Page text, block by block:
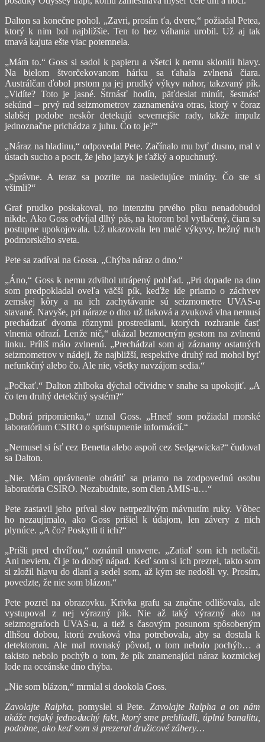
Dalton sa konečne pohol. „Zavri, prosím ťa, dvere,“ požiadal Petea,
ktorý k nim bol najbližšie. Ten to bez váhania urobil. Už aj tak
tmavá kajuta ešte viac potemnela.
„Mám to.“ Goss si sadol k papieru a všetci k nemu sklonili hlavy.
Na bielom štvorčekovanom hárku sa ťahala zvlnená čiara.
Austrálčan ďobol prstom na jej prudký výkyv nahor, takzvaný pík.
„Vidíte? Toto je jasné. Štrnásť hodín, päťdesiat minút, šestnásť
sekúnd – prvý rad seizmometrov zaznamenáva otras, ktorý v čoraz
slabšej podobe neskôr detekujú severnejšie rady, takže impulz
jednoznačne prichádza z juhu. Čo to je?“
„Náraz na hladinu,“ odpovedal Pete. Začínalo mu byť dusno, mal v
ústach sucho a pocit, že jeho jazyk je ťažký a opuchnutý.
„Správne. A teraz sa pozrite na nasledujúce minúty. Čo ste si
všimli?“
Graf prudko poskakoval, no intenzitu prvého píku nenadobudol
nikde. Ako Goss odvíjal dlhý pás, na ktorom bol vytlačený, čiara sa
postupne upokojovala. Už ukazovala len malé výkyvy, bežný ruch
podmorského sveta.
Pete sa zadíval na Gossa. „Chýba náraz o dno.“
„Áno,“ Goss k nemu zdvihol utrápený pohľad. „Pri dopade na dno
som predpokladal oveľa väčší pík, keďže ide priamo o záchvev
zemskej kôry a na ich zachytávanie sú seizmometre UVAS-u
stavané. Navyše, pri náraze o dno už tlaková a zvuková vlna nemusí
prechádzať dvoma rôznymi prostrediami, ktorých rozhranie časť
vlnenia odrazí. Lenže nič,“ ukázal bezmocným gestom na zvlnenú
linku. Príliš málo zvlnenú. „Prechádzal som aj záznamy ostatných
seizmometrov v nádeji, že najbližší, respektíve druhý rad mohol byť
nefunkčný alebo čo. Ale nie, všetky navzájom sedia.“
„Počkať.“ Dalton zhlboka dýchal očividne v snahe sa upokojiť. „A
čo ten druhý detekčný systém?“
„Dobrá pripomienka,“ uznal Goss. „Hneď som požiadal morské
laboratórium CSIRO o sprístupnenie informácií.“
„Nemusel si ísť cez Benetta alebo aspoň cez Sedgewicka?“ čudoval
sa Dalton.
„Nie. Mám oprávnenie obrátiť sa priamo na zodpovednú osobu
laboratória CSIRO. Nezabudnite, som člen AMIS-u…“
Pete zastavil jeho príval slov netrpezlivým mávnutím ruky. Vôbec
ho nezaujímalo, ako Goss prišiel k údajom, len závery z nich
plynúce. „A čo? Poskytli ti ich?“
„Prišli pred chvíľou,“ oznámil unavene. „Zatiaľ som ich netlačil.
Ani neviem, či je to dobrý nápad. Keď som si ich prezrel, takto som
si zložil hlavu do dlaní a sedel som, až kým ste nedošli vy. Prosím,
povedzte, že nie som blázon.“
Pete pozrel na obrazovku. Krivka grafu sa značne odlišovala, ale
vystupoval z nej výrazný pík. Nie až taký výrazný ako na
seizmografoch UVAS-u, a tiež s časovým posunom spôsobeným
dlhšou dobou, ktorú zvuková vlna potrebovala, aby sa dostala k
detektorom. Ale mal rovnaký pôvod, o tom nebolo pochýb… a
takisto nebolo pochýb o tom, že pík znamenajúci náraz kozmickej
lode na oceánske dno chýba.
„Nie som blázon,“ mrmlal si dookola Goss.
Zavolajte Ralpha, pomyslel si Pete. Zavolajte Ralpha a on nám
ukáže nejaký jednoduchý fakt, ktorý sme prehliadli, úplnú banalitu,
podobne, ako keď som si prezeral družicové zábery…